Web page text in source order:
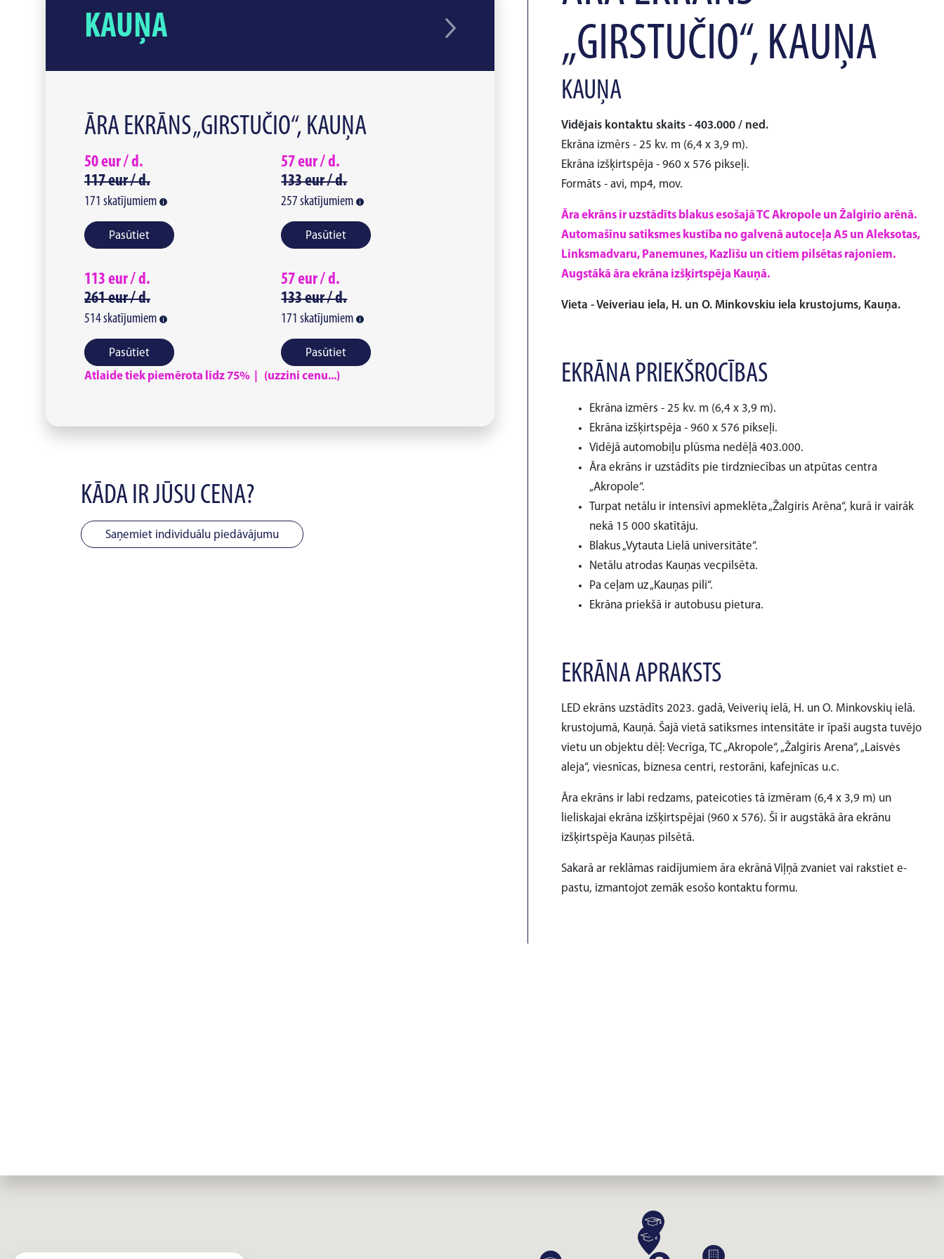
KAUŅA
ĀRA EKRĀNS „GIRSTUČIO“, KAUŅA
50eur /d.
117eur /d.
171 skatījumiem
Pasūtiet
57eur /d.
133eur /d.
257 skatījumiem
Pasūtiet
113 eur /d.
261eur /d.
514skatījumiem
Pasūtiet
57eur /d.
133eur /d.
171 skatījumiem
Pasūtiet
Atlaide tiek piemērota līdz 75% | (uzzini cenu...)
KĀDA IR JŪSU CENA?
Saņemiet individuālu piedāvājumu
„GIRSTUČIO“, KAUŅA
KAUŅA
Vidējais kontaktu skaits - 403.000 / ned.
Ekrāna izmērs - 25 kv. m (6,4 x 3,9 m).
Ekrāna izšķirtspēja - 960 x 576 pikseļi.
Formāts - avi, mp4, mov.
Āra ekrāns ir uzstādīts blakus esošajā TC Akropole un Žalgirio arēnā.
Automašīnu satiksmes kustība no galvenā autoceļa A5 un Aleksotas,
Linksmadvaru, Panemunes, Kazlīšu un citiem pilsētas rajoniem.
Augstākā āra ekrāna izšķirtspēja Kauņā.
Vieta - Veiveriau iela, H. un O. Minkovskiu iela krustojums, Kauņa.
EKRĀNA PRIEKŠROCĪBAS
Ekrāna izmērs - 25 kv. m (6,4 x 3,9 m).
Ekrāna izšķirtspēja - 960 x 576 pikseļi.
Vidējā automobiļu plūsma nedēļā 403.000.
Āra ekrāns ir uzstādīts pie tirdzniecības un atpūtas centra
„Akropole“.
Turpat netālu ir intensīvi apmeklēta „Žalgiris Arēna“, kurā ir vairāk
nekā 15 000 skatītāju.
Blakus „Vytauta Lielā universitāte“.
Netālu atrodas Kauņas vecpilsēta.
Pa ceļam uz „Kauņas pili“.
Ekrāna priekšā ir autobusu pietura.
EKRĀNA APRAKSTS
LED ekrāns uzstādīts 2023. gadā, Veiverių ielā, H. un O. Minkovskių ielā.
krustojumā, Kauņā. Šajā vietā satiksmes intensitāte ir īpaši augsta tuvējo
vietu un objektu dēļ: Vecrīga, TC „Akropole“, „Žalgiris Arena“, „Laisvės
aleja“, viesnīcas, biznesa centri, restorāni, kafejnīcas u.c.
Āra ekrāns ir labi redzams, pateicoties tā izmēram (6,4 x 3,9 m) un
lieliskajai ekrāna izšķirtspējai (960 x 576). Šī ir augstākā āra ekrānu
izšķirtspēja Kauņas pilsētā.
Sakarā ar reklāmas raidījumiem āra ekrānā Viļņā zvaniet vai rakstiet e-
pastu, izmantojot zemāk esošo kontaktu formu.